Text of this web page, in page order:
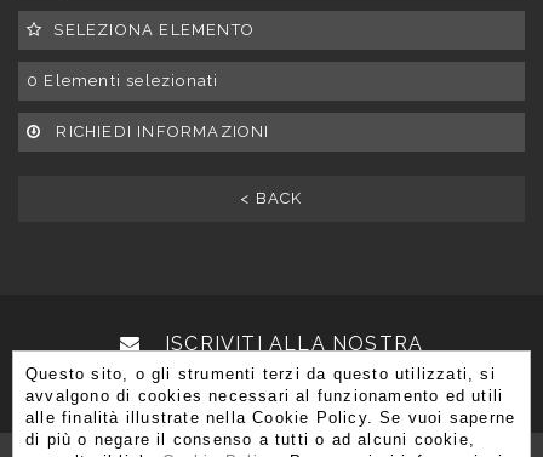
SELEZIONA ELEMENTO
0 Elementi selezionati
RICHIEDI INFORMAZIONI
< BACK
ISCRIVITI ALLA NOSTRA
NEWSLETTER
Questo sito, o gli strumenti terzi da questo utilizzati, si
avvalgono di cookies necessari al funzionamento ed utili
alle finalità illustrate nella Cookie Policy. Se vuoi saperne
di più o negare il consenso a tutti o ad alcuni cookie,